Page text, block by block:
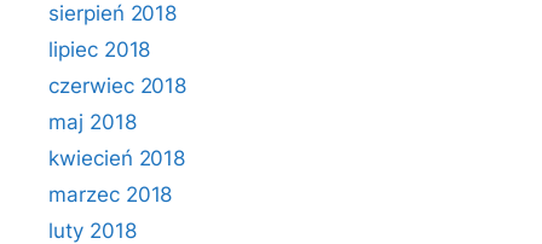
sierpień 2018
lipiec 2018
czerwiec 2018
maj 2018
kwiecień 2018
marzec 2018
luty 2018